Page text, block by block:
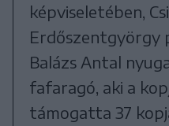
képviseletében,
Erdőszentgyörgy
Balázs Antal
fafaragó, aki a
támogatta 37